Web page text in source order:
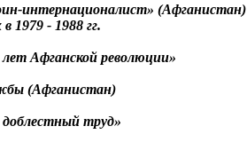
интернационалист»
1979 - 1988 гг.
Афганской революции»
(Афганистан)
доблестный труд»